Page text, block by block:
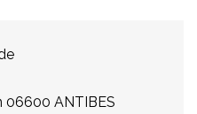
06600 ANTIBES